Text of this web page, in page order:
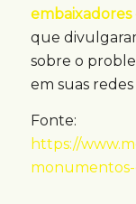
embaixadores
que
sobre o
em suas redes
Fonte:
https://